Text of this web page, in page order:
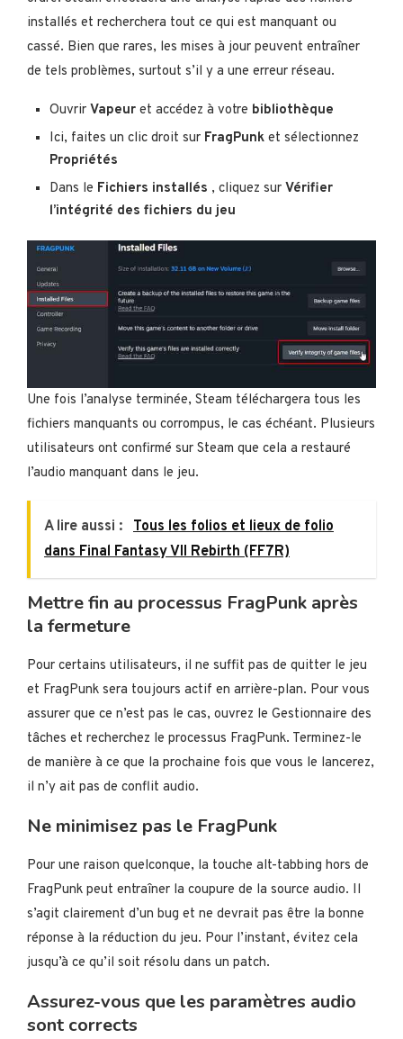
installés et recherchera tout ce qui est manquant ou
cassé. Bien que rares, les mises à jour peuvent entraîner
de tels problèmes, surtout s’il y a une erreur réseau.
Ouvrir Vapeur et accédez à votre bibliothèque
Ici, faites un clic droit sur FragPunk et sélectionnez
Propriétés
Dans le Fichiers installés , cliquez sur Vérifier
l’intégrité des fichiers du jeu
Une fois l’analyse terminée, Steam téléchargera tous les
fichiers manquants ou corrompus, le cas échéant. Plusieurs
utilisateurs ont confirmé sur Steam que cela a restauré
l’audio manquant dans le jeu.
A lire aussi :
Tous les folios et lieux de folio
dans Final Fantasy VII Rebirth (FF7R)
Mettre fin au processus FragPunk après
la fermeture
Pour certains utilisateurs, il ne suffit pas de quitter le jeu
et FragPunk sera toujours actif en arrière-plan. Pour vous
assurer que ce n’est pas le cas, ouvrez le Gestionnaire des
tâches et recherchez le processus FragPunk. Terminez-le
de manière à ce que la prochaine fois que vous le lancerez,
il n’y ait pas de conflit audio.
Ne minimisez pas le FragPunk
Pour une raison quelconque, la touche alt-tabbing hors de
FragPunk peut entraîner la coupure de la source audio. Il
s’agit clairement d’un bug et ne devrait pas être la bonne
réponse à la réduction du jeu. Pour l’instant, évitez cela
jusqu’à ce qu’il soit résolu dans un patch.
Assurez-vous que les paramètres audio
sont corrects